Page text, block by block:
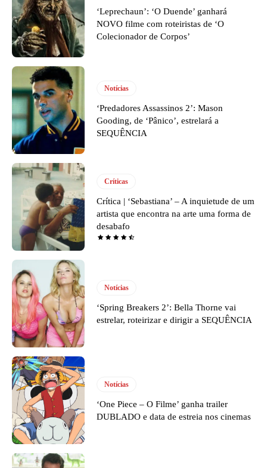
‘Leprechaun’: ‘O Duende’ ganhará
NOVO filme com roteiristas de ‘O
Colecionador de Corpos’
Notícias
‘Predadores Assassinos 2’: Mason
Gooding, de ‘Pânico’, estrelará a
SEQUÊNCIA
Críticas
Crítica | ‘Sebastiana’ – A inquietude de um
artista que encontra na arte uma forma de
desabafo
Notícias
‘Spring Breakers 2’: Bella Thorne vai
estrelar, roteirizar e dirigir a SEQUÊNCIA
Notícias
‘One Piece – O Filme’ ganha trailer
DUBLADO e data de estreia nos cinemas